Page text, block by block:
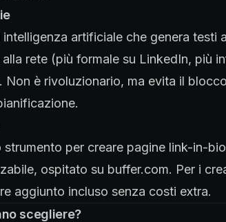
artificiale che genera testi
rete (più formale su LinkedIn, più
Non è rivoluzionario, ma evita il
per creare pagine link-in-
ospitato su buffer.com. Per i
aggiunto incluso senza costi extra.
scegliere?